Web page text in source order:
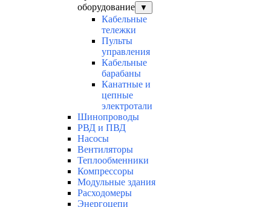
оборудование
▼
Кабельные
тележки
Пульты
управления
Кабельные
барабаны
Канатные и
цепные
электротали
Шинопроводы
РВД и ПВД
Насосы
Вентиляторы
Теплообменники
Компрессоры
Модульные здания
Расходомеры
Энергоцепи